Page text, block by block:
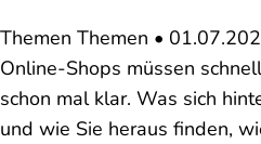
Themen Themen •
Online-Shops müssen
schon mal klar. Was sich
und wie Sie heraus finden,